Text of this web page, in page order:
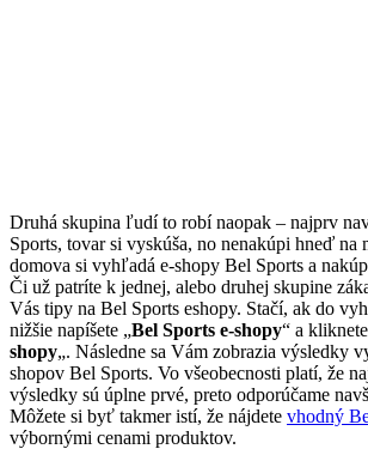
Druhá skupina ľudí to robí naopak – najprv
Sports, tovar si vyskúša, no nenakúpi hneď na
domova si vyhľadá e-shopy Bel Sports a
Či už patríte k jednej, alebo druhej skupine
Vás tipy na Bel Sports eshopy. Stačí, ak do
nižšie napíšete „Bel Sports e-shopy“ a
shopy„. Následne sa Vám zobrazia výsledky
shopov Bel Sports. Vo všeobecnosti platí, že
výsledky sú úplne prvé, preto odporúčame
Môžete si byť takmer istí, že nájdete vhodný
výbornými cenami produktov.